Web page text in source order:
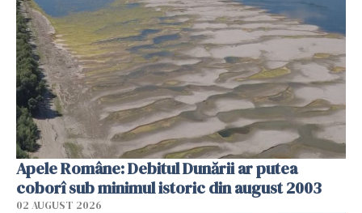
Apele Române: Debitul Dunării ar putea
coborî sub minimul istoric din august 2003
02 AUGUST 2026